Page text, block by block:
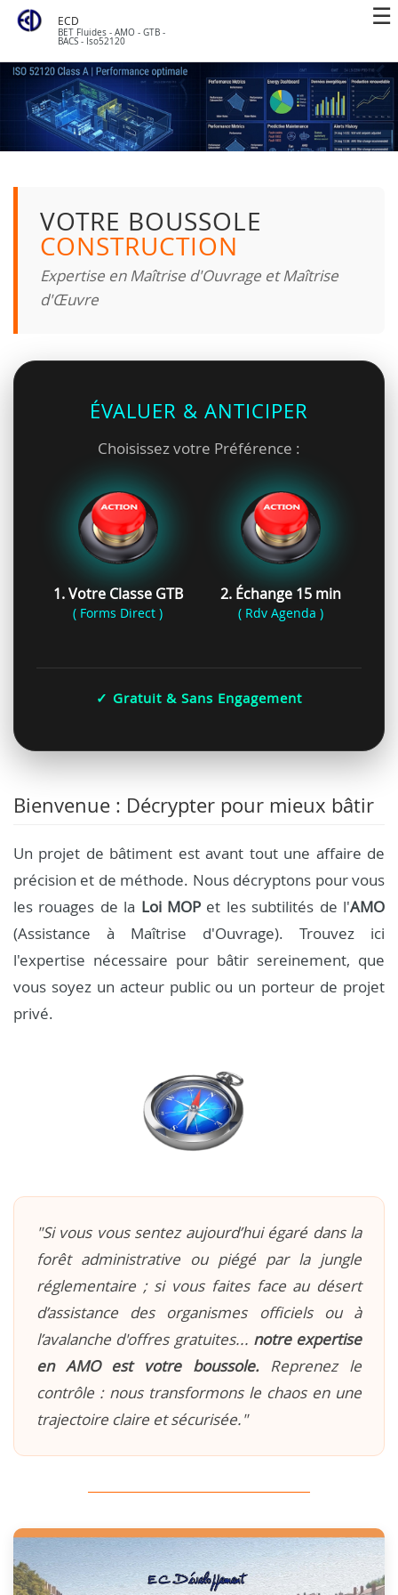
ECD
BET Fluides - AMO - GTB -
BACS - Iso52120
VOTRE BOUSSOLE
CONSTRUCTION
Expertise en Maîtrise d'Ouvrage et Maîtrise
d'Œuvre
ÉVALUER & ANTICIPER
Choisissez votre Préférence :
1. Votre Classe GTB
( Forms Direct )
2. Échange 15 min
( Rdv Agenda )
✓ Gratuit & Sans Engagement
Bienvenue : Décrypter pour mieux bâtir
Un projet de bâtiment est avant tout une affaire de
précision et de méthode. Nous décryptons pour vous
les rouages de la Loi MOP et les subtilités de l'AMO
(Assistance à Maîtrise d'Ouvrage). Trouvez ici
l'expertise nécessaire pour bâtir sereinement, que
vous soyez un acteur public ou un porteur de projet
privé.
"Si vous vous sentez aujourd’hui égaré dans la
forêt administrative ou piégé par la jungle
réglementaire ; si vous faites face au désert
d’assistance des organismes officiels ou à
l’avalanche d'offres gratuites... notre expertise
en AMO est votre boussole.Reprenez le
contrôle : nous transformons le chaos en une
trajectoire claire et sécurisée."